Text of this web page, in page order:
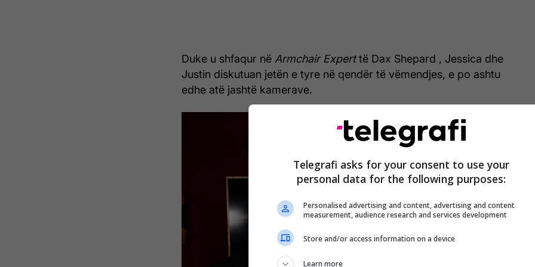
Duke u shfaqur në Armchair Experttë Dax Shepard , Jessica dhe
Justin diskutuan jetën e tyre në qendër të vëmendjes, e po ashtu
edhe atë jashtë kamerave.
Telegrafi asks for your consent to use your
personal data for the following purposes:
Personalised advertising and content, advertising and content
measurement, audience research and services development
Store and/or access information on a device
Learn more